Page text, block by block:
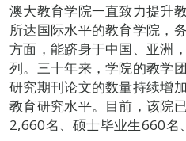
澳大教育学院一直致力提升
所达国际水平的教育学院，
方面，能跻身于中国、亚洲
列。三十年来，学院的教学
研究期刊论文的数量持续增
教育研究水平。目前，该院
2,660名、硕士毕业生660名